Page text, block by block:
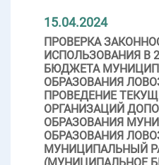
15.04.2024
ПРОВЕРКА
ИСПОЛЬЗОВАНИЯ В
БЮДЖЕТА
ОБРАЗОВАНИЯ
ПРОВЕДЕНИЕ
ОРГАНИЗАЦИЙ
ОБРАЗОВАНИЯ
ОБРАЗОВАНИЯ
МУНИЦИПАЛЬНЫЙ
(МУНИЦИПАЛЬНОЕ